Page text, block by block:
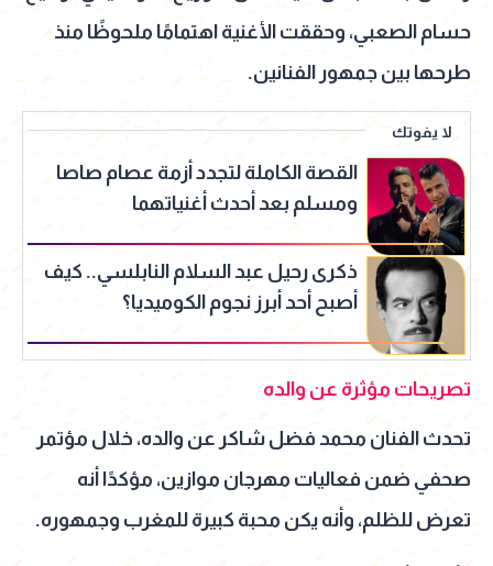
حسام الصعبي، وحققت الأغنية اهتمامًا ملحوظًا منذ
طرحها بين جمهور الفنانين.
لا يفوتك
القصة الكاملة لتجدد أزمة عصام صاصا
ومسلم بعد أحدث أغنياتهما
ذكرى رحيل عبد السلام النابلسي.. كيف
أصبح أحد أبرز نجوم الكوميديا؟
تصريحات مؤثرة عن والده
تحدث الفنان محمد فضل شاكر عن والده، خلال مؤتمر
صحفي ضمن فعاليات مهرجان موازين، مؤكدًا أنه
تعرض للظلم، وأنه يكن محبة كبيرة للمغرب وجمهوره.